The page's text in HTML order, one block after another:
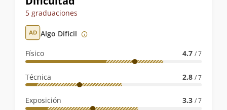
de
la
ruta
5 graduaciones
Algo Difícil
Físico 4.7 / 7
Técnica 2.8 / 7
Exposición 3.3 / 7